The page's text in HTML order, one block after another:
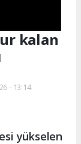
kalan
- 13:14
yükselen